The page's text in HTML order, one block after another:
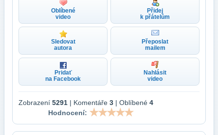
Oblíbené
video
Přidej
k přátelům
Sledovat
autora
Přeposlat
mailem
Pridať
na Facebook
Nahlásit
video
Zobrazení 5291 | Komentáře 3 | Oblíbené 4
Hodnocení: